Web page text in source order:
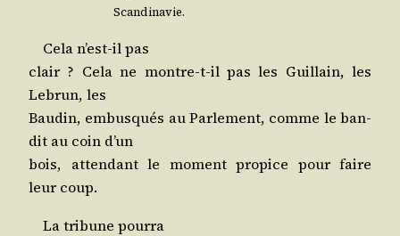
Scandinavie.
Cela n’est-il pas
clair ? Cela ne montre-t-il pas les Guillain, les
Lebrun, les
Bau­din, embus­qués au Par­le­ment, comme le ban­
dit au coin d’un
bois, atten­dant le moment pro­pice pour faire
leur coup.
La tri­bune pourra